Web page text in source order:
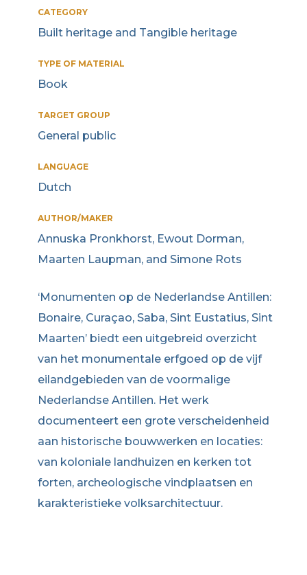
CATEGORY
Built heritage and Tangible heritage
TYPE OF MATERIAL
Book
TARGET GROUP
General public
LANGUAGE
Dutch
AUTHOR/MAKER
Annuska Pronkhorst, Ewout Dorman,
Maarten Laupman, and Simone Rots
‘Monumenten op de Nederlandse Antillen:
Bonaire, Curaçao, Saba, Sint Eustatius, Sint
Maarten’ biedt een uitgebreid overzicht
van het monumentale erfgoed op de vijf
eilandgebieden van de voormalige
Nederlandse Antillen. Het werk
documenteert een grote verscheidenheid
aan historische bouwwerken en locaties:
van koloniale landhuizen en kerken tot
forten, archeologische vindplaatsen en
karakteristieke volksarchitectuur.